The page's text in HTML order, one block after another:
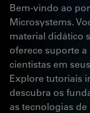
Bem-vindo ao
Microsystems.
material didático
oferece suporte
cientistas em
Explore tutoriais
descubra os
as tecnologias